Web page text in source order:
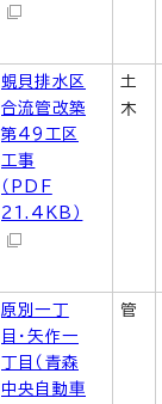
蜆貝排水区
合流管改築
第49工区
工事
（PDF
21.4KB）
土
木
原別一丁
目・矢作一
丁目（青森
中央自動車
管